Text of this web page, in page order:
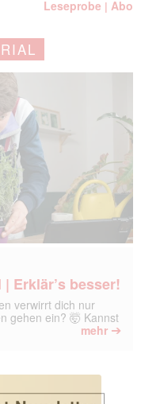
Leseprobe |Abo
Erklär’s besser!
verwirrt dich nur
gehen ein? 🤯 Kannst
mehr ➔